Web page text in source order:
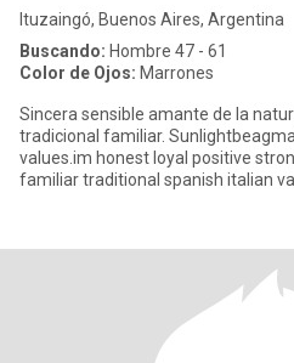
Ituzaingó, Buenos Aires, Argentina
Buscando: Hombre 47 - 61
Color de Ojos: Marrones
Sincera sensible amante de la
tradicional familiar. Sunlightbeagmailcom Lover of
values.im honest loyal positive strong and sensible .I grew up in a
familiar traditional spanish italian